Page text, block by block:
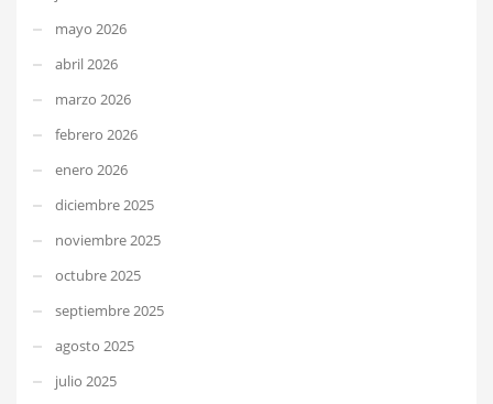
mayo 2026
abril 2026
marzo 2026
febrero 2026
enero 2026
diciembre 2025
noviembre 2025
octubre 2025
septiembre 2025
agosto 2025
julio 2025